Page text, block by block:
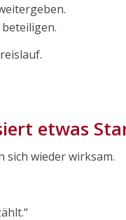
etwas
sich wieder wirksam.